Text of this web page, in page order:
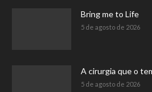
Bring me to Life
5 de agosto de 2026
A cirurgia que o
5 de agosto de 2026